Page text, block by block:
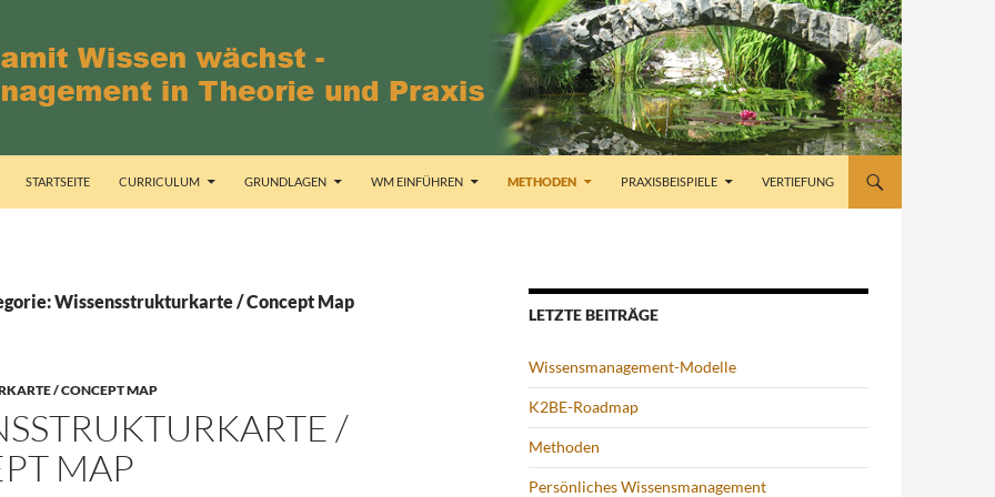
STARTSEITE CURRICULUM GRUNDLAGEN WM EINFÜHREN METHODEN PRAXISBEISPIELE VERTIEFUNG
Wissensstrukturkarte / Concept Map
/ CONCEPT MAP
/
MAP
LETZTE BEITRÄGE
Wissensmanagement-Modelle
K2BE-Roadmap
Methoden
Persönliches Wissensmanagement